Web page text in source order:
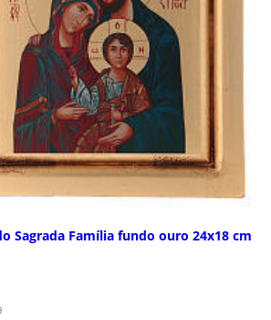
Sagrada Família fundo ouro 24x18 cm